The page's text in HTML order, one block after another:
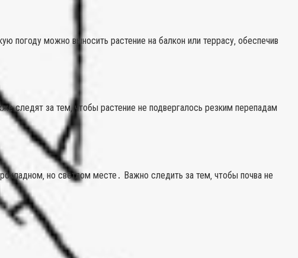
можно выносить растение на балкон или террасу‚ обеспечив
следят за тем‚ чтобы растение не подвергалось резким перепадам
но светлом месте․ Важно следить за тем‚ чтобы почва не